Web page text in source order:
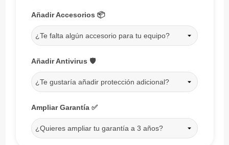
Añadir Accesorios 📦
¿Te falta algún accesorio para tu equipo?
Añadir Antivirus 🛡️
¿Te gustaría añadir protección adicional?
Ampliar Garantía ✅
¿Quieres ampliar tu garantía a 3 años?